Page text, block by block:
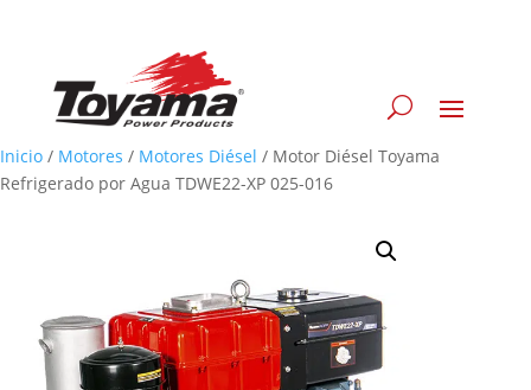
Inicio / Motores / Motores Diésel / Motor Diésel Toyama
Refrigerado por Agua TDWE22-XP 025-016